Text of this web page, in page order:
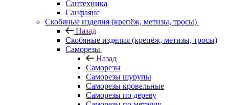
Сантехника
Санфаянс
Скобяные изделия (крепёж, метизы, тросы)
Назад
Скобяные изделия (крепёж, метизы, тросы)
Саморезы
Назад
Саморезы
Саморезы шурупы
Саморезы кровельные
Саморезы по дереву